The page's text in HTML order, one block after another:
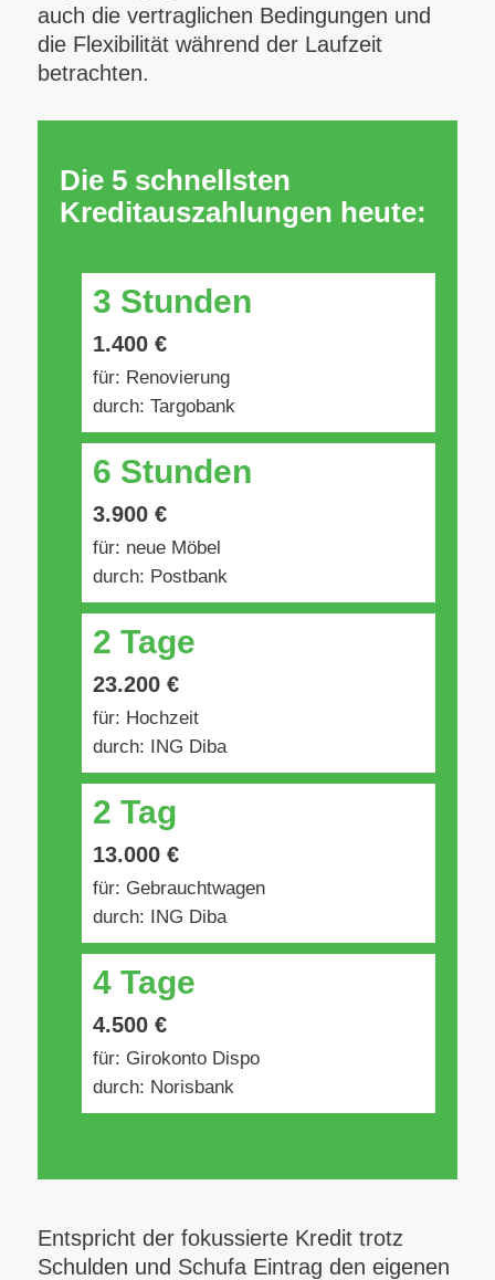
auch die vertraglichen Bedingungen und
die Flexibilität während der Laufzeit
betrachten.
Die 5 schnellsten
Kreditauszahlungen heute:
3 Stunden
1.400 €
für: Renovierung
durch: Targobank
6 Stunden
3.900 €
für: neue Möbel
durch: Postbank
2 Tage
23.200 €
für: Hochzeit
durch: ING Diba
2 Tag
13.000 €
für: Gebrauchtwagen
durch: ING Diba
4 Tage
4.500 €
für: Girokonto Dispo
durch: Norisbank
Entspricht der fokussierte Kredit trotz
Schulden und Schufa Eintrag den eigenen